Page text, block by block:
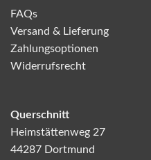
FAQs
Versand & Lieferung
Zahlungsoptionen
Widerrufsrecht
Querschnitt
Heimstättenweg 27
44287 Dortmund